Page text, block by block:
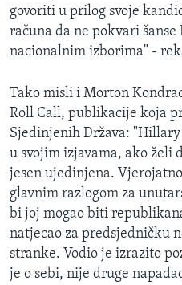
govoriti u prilog svoje
računa da ne pokvari
nacionalnim izborima" -
Tako misli i Morton
Roll Call, publikacije koja
Sjedinjenih Država:
u svojim izjavama, ako želi
jesen ujedinjena.
glavnim razlogom za
bi joj mogao biti
natjecao za predsjedničku
stranke. Vodio je izrazito
je o sebi, nije druge